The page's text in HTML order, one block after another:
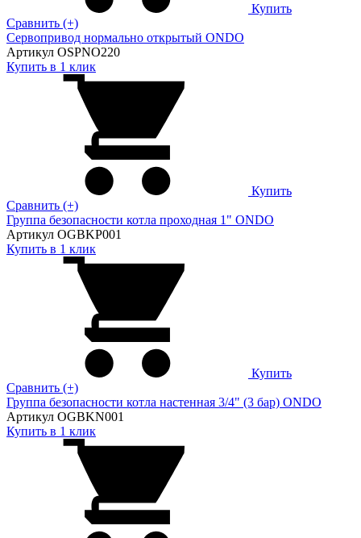
Купить
Сравнить (+)
Сервопривод нормально открытый ONDO
Артикул OSPNO220
Купить в 1 клик
Купить
Сравнить (+)
Группа безопасности котла проходная 1" ONDO
Артикул OGBKP001
Купить в 1 клик
Купить
Сравнить (+)
Группа безопасности котла настенная 3/4" (3 бар) ONDO
Артикул OGBKN001
Купить в 1 клик